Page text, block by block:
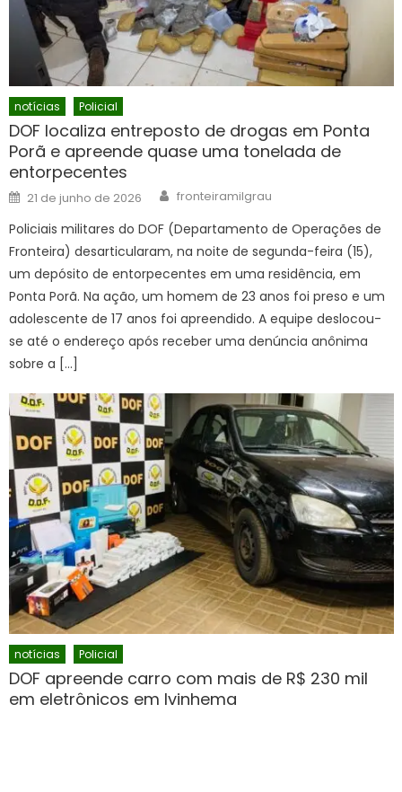
notícias Policial
DOF localiza entreposto de drogas em Ponta
Porã e apreende quase uma tonelada de
entorpecentes
Posted
on
21 de junho de 2026 Author
fronteiramilgrau
Policiais militares do DOF (Departamento de Operações de
Fronteira) desarticularam, na noite de segunda-feira (15),
um depósito de entorpecentes em uma residência, em
Ponta Porã. Na ação, um homem de 23 anos foi preso e um
adolescente de 17 anos foi apreendido. A equipe deslocou-
se até o endereço após receber uma denúncia anônima
sobre a […]
notícias Policial
DOF apreende carro com mais de R$ 230 mil
em eletrônicos em Ivinhema